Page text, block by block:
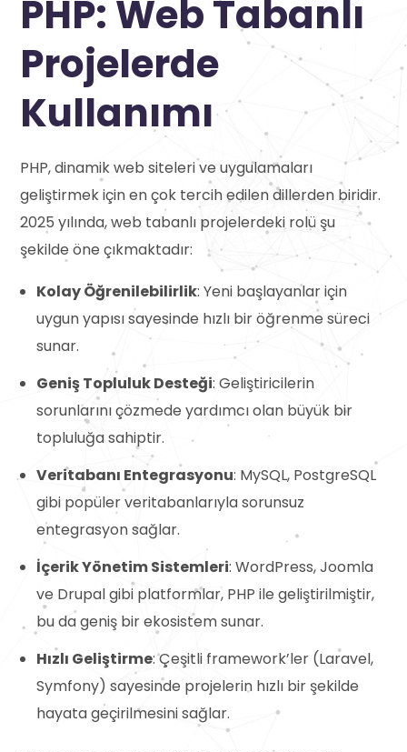
PHP: Web Tabanlı
Projelerde
Kullanımı
PHP, dinamik web siteleri ve uygulamaları
geliştirmek için en çok tercih edilen dillerden biridir.
2025 yılında, web tabanlı projelerdeki rolü şu
şekilde öne çıkmaktadır:
Kolay Öğrenilebilirlik: Yeni başlayanlar için
uygun yapısı sayesinde hızlı bir öğrenme süreci
sunar.
Geniş Topluluk Desteği: Geliştiricilerin
sorunlarını çözmede yardımcı olan büyük bir
topluluğa sahiptir.
Veritabanı Entegrasyonu: MySQL, PostgreSQL
gibi popüler veritabanlarıyla sorunsuz
entegrasyon sağlar.
İçerik Yönetim Sistemleri: WordPress, Joomla
ve Drupal gibi platformlar, PHP ile geliştirilmiştir,
bu da geniş bir ekosistem sunar.
Hızlı Geliştirme: Çeşitli framework’ler (Laravel,
Symfony) sayesinde projelerin hızlı bir şekilde
hayata geçirilmesini sağlar.